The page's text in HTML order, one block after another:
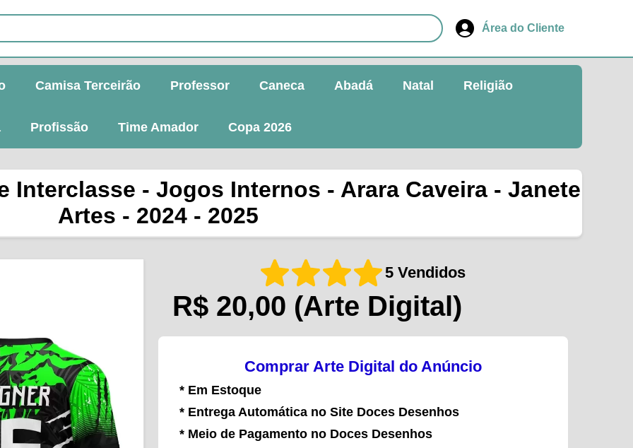
Área do Cliente
Camisa Terceirão Professor Caneca Abadá Natal Religião
Profissão Time Amador Copa 2026
Interclasse - Jogos Internos - Arara Caveira - Janete
Artes - 2024 - 2025
5 Vendidos
R$ 20,00 (Arte Digital)
Comprar Arte Digital do Anúncio
* Em Estoque
* Entrega Automática no Site Doces Desenhos
* Meio de Pagamento no Doces Desenhos